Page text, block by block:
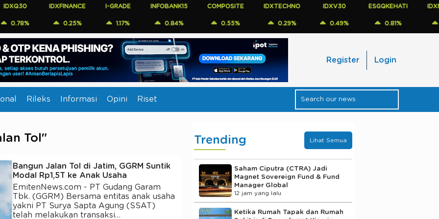
IDXFINANCE
0.25%
I-GRADE INFOBANK15
0.84%
COMPOSITE
0.55%
IDXTECHNO
0.29%
IDXV30
0.49%
ESGQKEHATI IDXNONCYC
Register Login
Rileks Informasi Opini Riset
Tol"
Bangun Jalan Tol di Jatim, GGRM Suntik
Modal Rp1,5T ke Anak Usaha
EmitenNews.com - PT Gudang Garam
Tbk. (GGRM) Bersama entitas anak usaha
yakni PT Surya Sapta Agung (SSAT)
telah melakukan transaksi…
Trending Lihat Semua
Saham Ciputra (CTRA) Jadi
Magnet Sovereign Fund & Fund
Manager Global
12 jam yang lalu
Ketika Rumah Tapak dan Rumah